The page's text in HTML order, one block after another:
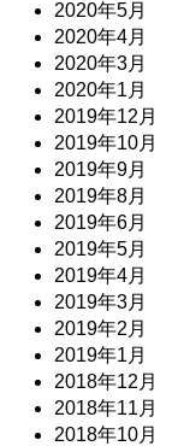
2020年5月
2020年4月
2020年3月
2020年1月
2019年12月
2019年10月
2019年9月
2019年8月
2019年6月
2019年5月
2019年4月
2019年3月
2019年2月
2019年1月
2018年12月
2018年11月
2018年10月